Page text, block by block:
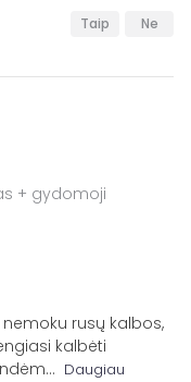
Taip Ne
+ gydomoji
rusų kalbos,
kalbėti
... Daugiau